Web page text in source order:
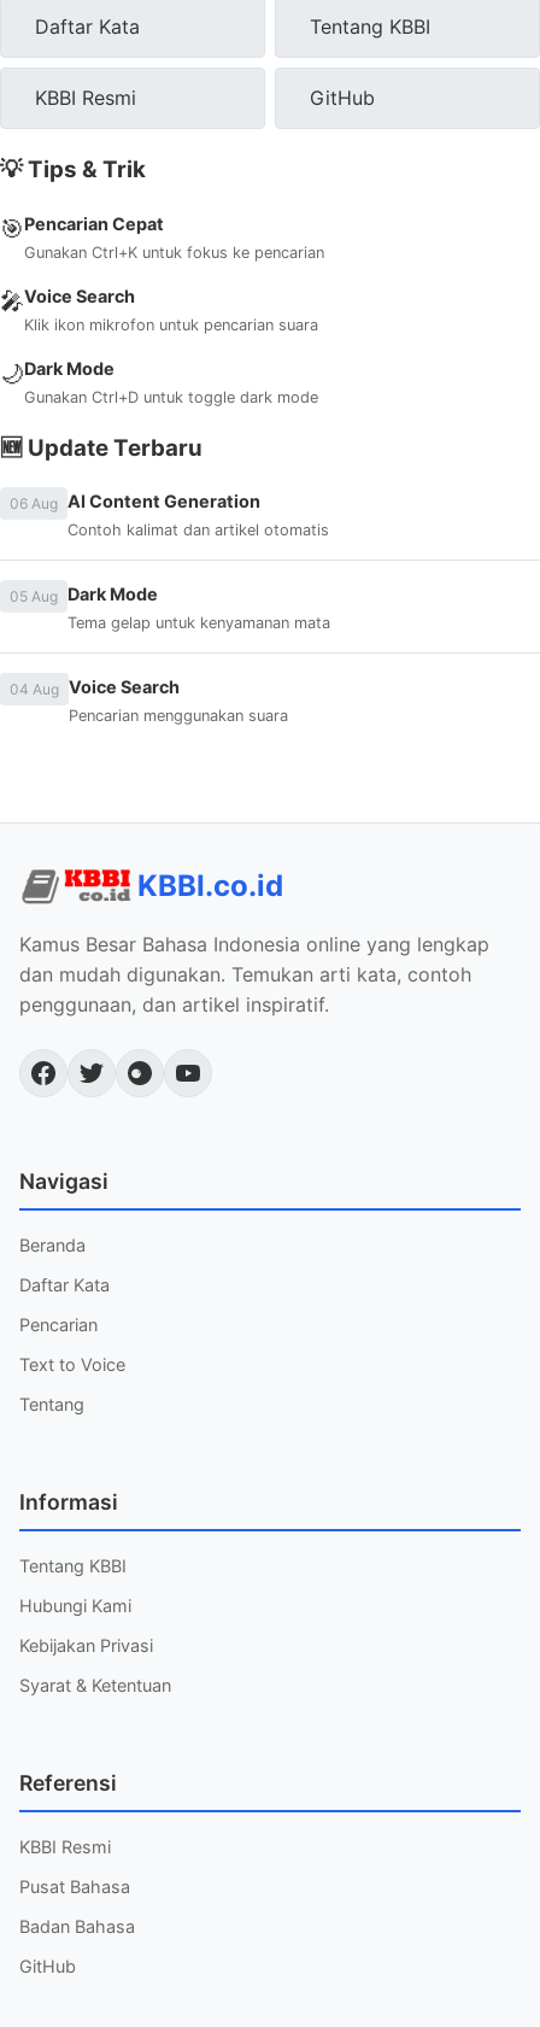
Daftar Kata Tentang KBBI
KBBI Resmi GitHub
💡 Tips & Trik
🎯Pencarian Cepat
Gunakan Ctrl+K untuk fokus ke pencarian
🎤Voice Search
Klik ikon mikrofon untuk pencarian suara
🌙Dark Mode
Gunakan Ctrl+D untuk toggle dark mode
🆕 Update Terbaru
06 Aug AI Content Generation
Contoh kalimat dan artikel otomatis
05 Aug Dark Mode
Tema gelap untuk kenyamanan mata
04 Aug Voice Search
Pencarian menggunakan suara
KBBI.co.id
Kamus Besar Bahasa Indonesia online yang lengkap
dan mudah digunakan. Temukan arti kata, contoh
penggunaan, dan artikel inspiratif.
Navigasi
Beranda
Daftar Kata
Pencarian
Text to Voice
Tentang
Informasi
Tentang KBBI
Hubungi Kami
Kebijakan Privasi
Syarat & Ketentuan
Referensi
KBBI Resmi
Pusat Bahasa
Badan Bahasa
GitHub